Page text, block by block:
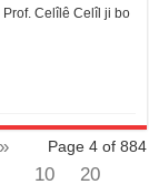
Celîlê Celîl ji bo
Page 4 of 884
»
10
20